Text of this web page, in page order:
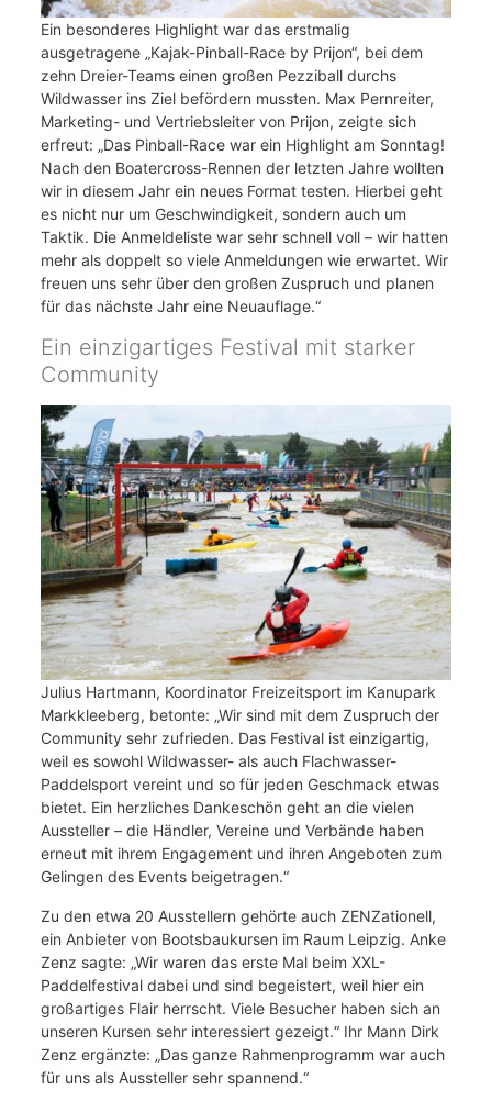
Ein besonderes Highlight war das erstmalig
ausgetragene „Kajak-Pinball-Race by Prijon“, bei dem
zehn Dreier-Teams einen großen Pezziball durchs
Wildwasser ins Ziel befördern mussten. Max Pernreiter,
Marketing- und Vertriebsleiter von Prijon, zeigte sich
erfreut: „Das Pinball-Race war ein Highlight am Sonntag!
Nach den Boatercross-Rennen der letzten Jahre wollten
wir in diesem Jahr ein neues Format testen. Hierbei geht
es nicht nur um Geschwindigkeit, sondern auch um
Taktik. Die Anmeldeliste war sehr schnell voll – wir hatten
mehr als doppelt so viele Anmeldungen wie erwartet. Wir
freuen uns sehr über den großen Zuspruch und planen
für das nächste Jahr eine Neuauflage.“
Ein einzigartiges Festival mit starker
Community
Julius Hartmann, Koordinator Freizeitsport im Kanupark
Markkleeberg, betonte: „Wir sind mit dem Zuspruch der
Community sehr zufrieden. Das Festival ist einzigartig,
weil es sowohl Wildwasser- als auch Flachwasser-
Paddelsport vereint und so für jeden Geschmack etwas
bietet. Ein herzliches Dankeschön geht an die vielen
Aussteller – die Händler, Vereine und Verbände haben
erneut mit ihrem Engagement und ihren Angeboten zum
Gelingen des Events beigetragen.“
Zu den etwa 20 Ausstellern gehörte auch ZENZationell,
ein Anbieter von Bootsbaukursen im Raum Leipzig. Anke
Zenz sagte: „Wir waren das erste Mal beim XXL-
Paddelfestival dabei und sind begeistert, weil hier ein
großartiges Flair herrscht. Viele Besucher haben sich an
unseren Kursen sehr interessiert gezeigt.“ Ihr Mann Dirk
Zenz ergänzte: „Das ganze Rahmenprogramm war auch
für uns als Aussteller sehr spannend.“